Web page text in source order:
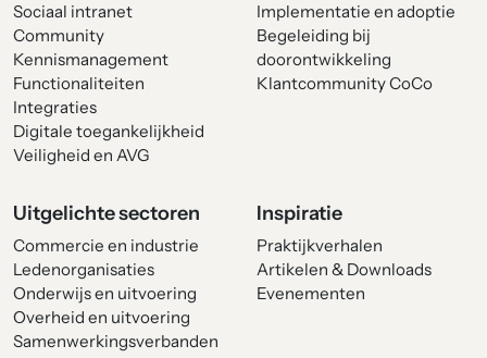
Sociaal intranet
Community
Kennismanagement
Functionaliteiten
Integraties
Digitale toegankelijkheid
Veiligheid en AVG
Implementatie en adoptie
Begeleiding bij
doorontwikkeling
Klantcommunity CoCo
Uitgelichte sectoren
Commercie en industrie
Ledenorganisaties
Onderwijs en uitvoering
Overheid en uitvoering
Samenwerkingsverbanden
Inspiratie
Praktijkverhalen
Artikelen & Downloads
Evenementen